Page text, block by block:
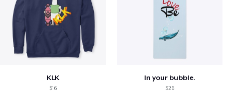
KLK
$16
In your bubble.
$26